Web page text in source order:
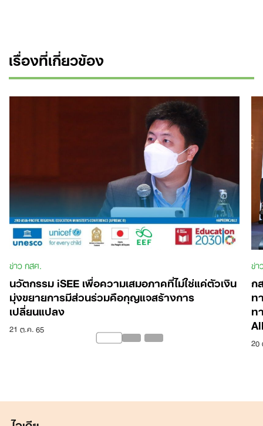
เรื่องที่เกี่ยวข้อง
ข่าว กสศ.
นวัตกรรม iSEE เพื่อความเสมอภาคที่ไม่ใช่แค่ตัวเงิน
มุ่งขยายการมีส่วนร่วมคือกุญแจสร้างการ
เปลี่ยนแปลง
21 ต.ค. 65
ข่
ก
ท
ท
20